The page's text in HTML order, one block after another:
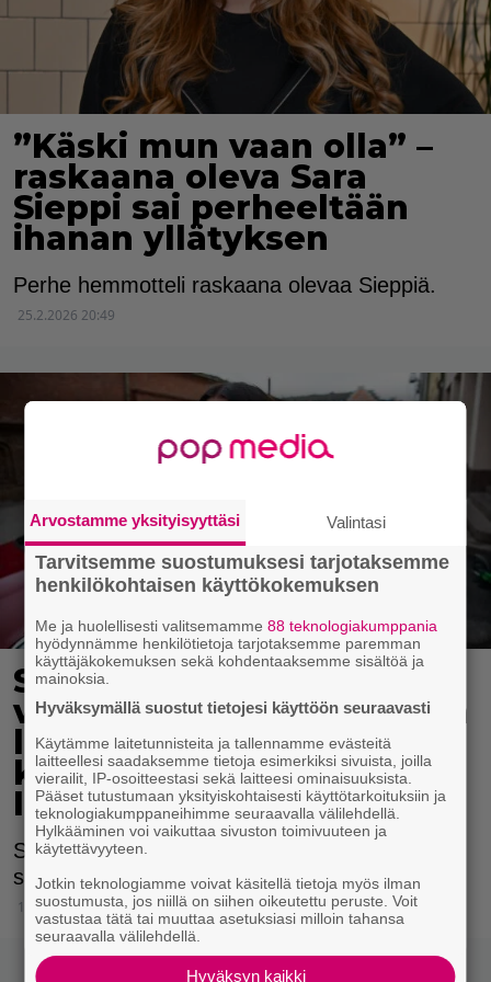
”Käski mun vaan olla” –
raskaana oleva Sara
Sieppi sai perheeltään
ihanan yllätyksen
Perhe hemmotteli raskaana olevaa Sieppiä.
25.2.2026 20:49
Sara Sieppi osti
vanhemmilleen hulppean
lahjan – herkistyy
kertoessaan asiasta
Iholla-sarjassa
Somevaikuttaja puhuu vanhemmiltaan
saamastaan tuesta Iholla-jaksossa.
19.3.2023 08:15
Arvostamme yksityisyyttäsi Valintasi
Tarvitsemme suostumuksesi tarjotaksemme
henkilökohtaisen käyttökokemuksen
Me ja huolellisesti valitsemamme88 teknologiakumppania
hyödynnämme henkilötietoja tarjotaksemme paremman
käyttäjäkokemuksen sekä kohdentaaksemme sisältöä ja
mainoksia.
Hyväksymällä suostut tietojesi käyttöön seuraavasti
Käytämme laitetunnisteita ja tallennamme evästeitä
laitteellesi saadaksemme tietoja esimerkiksi sivuista, joilla
vierailit, IP-osoitteestasi sekä laitteesi ominaisuuksista.
Pääset tutustumaan yksityiskohtaisesti käyttötarkoituksiin ja
teknologiakumppaneihimme seuraavalla välilehdellä.
Hylkääminen voi vaikuttaa sivuston toimivuuteen ja
käytettävyyteen.
Jotkin teknologiamme voivat käsitellä tietoja myös ilman
suostumusta, jos niillä on siihen oikeutettu peruste. Voit
vastustaa tätä tai muuttaa asetuksiasi milloin tahansa
seuraavalla välilehdellä.
Hyväksyn kaikki